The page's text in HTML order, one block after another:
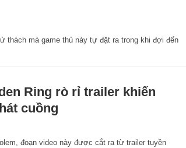
thách mà game thủ này tự đặt ra trong khi đợi đến
Ring rò rỉ trailer khiến
cuồng
đoạn video này được cắt ra từ trailer tuyền